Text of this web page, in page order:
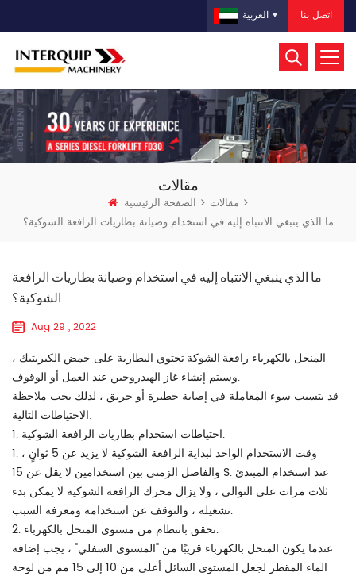
اتصل بنا العربية
مقالات
الصفحة الرئيسية
مقالات
ما الذي ينبغي الانتباه إليه في استخدام وصيانة بطاريات الرافعة الشوكية؟
ما الذي ينبغي الانتباه إليه في استخدام وصيانة بطاريات الرافعة
الشوكية؟
Aug 29 , 2022
المنحل بالكهرباء رافعة الشوكةتحتوي البطارية على حمض الكبريتيك ،
وسيتم إنشاء غاز الهيدروجين عند العمل أو الوقوف.
قد يتسبب سوء المعاملة في إصابة خطيرة أو حريق ، لذلك يجب ملاحظة
الاحتياطات التالية:
1. احتياطات استخدام بطاريات الرافعة الشوكية.
1. وقت الاستخدام الواحد لبداية الرافعة الشوكية لا يزيد عن 5 ثوانٍ ،
والفاصل الزمني بين استخدامين لا يقل عن 15 S. عند استخدام المبتدئ
ثلاث مرات على التوالي ، ولا يزال محرك الرافعة الشوكية لا يمكن بدء
تشغيله ، والتوقف عن استخدامه ومعرفة السبب.
2. تحقق بانتظام من مستوى المنحل بالكهرباء.
عندما يكون المنحل بالكهرباء قريبًا من "المستوى السفلي" ، يجب إضافة
الماء المقطر لجعل المستوى السائل أعلى من 10 إلى 15 مم من لوحة